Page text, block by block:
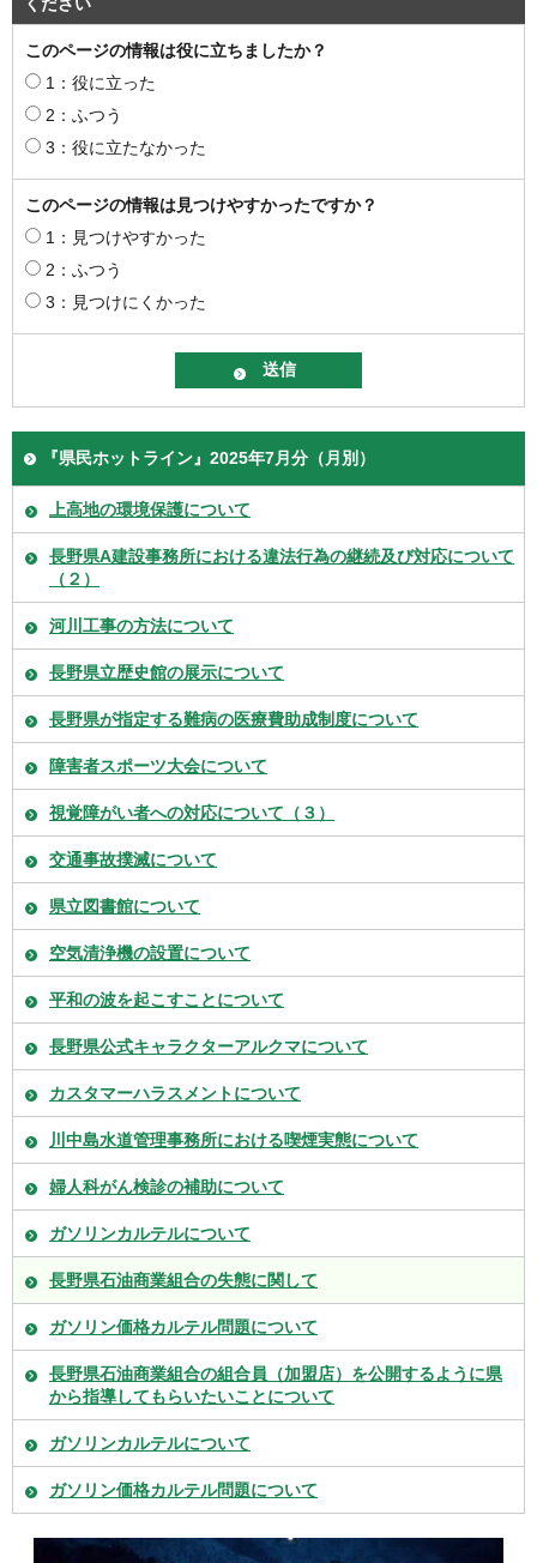
このページの情報は役に立ちましたか？
1：役に立った
2：ふつう
3：役に立たなかった
このページの情報は見つけやすかったですか？
1：見つけやすかった
2：ふつう
3：見つけにくかった
『県民ホットライン』2025年7月分（月別）
上高地の環境保護について
長野県A建設事務所における違法行為の継続及び対応について
（２）
河川工事の方法について
長野県立歴史館の展示について
長野県が指定する難病の医療費助成制度について
障害者スポーツ大会について
視覚障がい者への対応について（３）
交通事故撲滅について
県立図書館について
空気清浄機の設置について
平和の波を起こすことについて
長野県公式キャラクターアルクマについて
カスタマーハラスメントについて
川中島水道管理事務所における喫煙実態について
婦人科がん検診の補助について
ガソリンカルテルについて
長野県石油商業組合の失態に関して
ガソリン価格カルテル問題について
長野県石油商業組合の組合員（加盟店）を公開するように県
から指導してもらいたいことについて
ガソリンカルテルについて
ガソリン価格カルテル問題について